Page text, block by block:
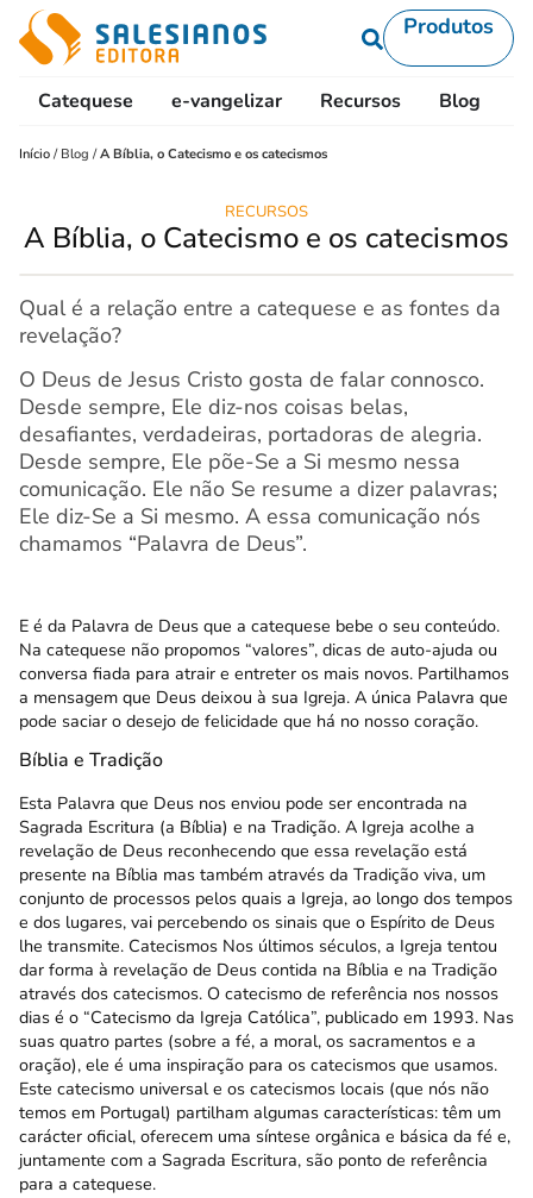
Produtos
Catequese e-vangelizar Recursos Blog
Início / Blog /A Bíblia, o Catecismo e os catecismos
RECURSOS
A Bíblia, o Catecismo e os catecismos
Qual é a relação entre a catequese e as fontes da
revelação?
O Deus de Jesus Cristo gosta de falar connosco.
Desde sempre, Ele diz-nos coisas belas,
desafiantes, verdadeiras, portadoras de alegria.
Desde sempre, Ele põe-Se a Si mesmo nessa
comunicação. Ele não Se resume a dizer palavras;
Ele diz-Se a Si mesmo. A essa comunicação nós
chamamos “Palavra de Deus”.
E é da Palavra de Deus que a catequese bebe o seu conteúdo.
Na catequese não propomos “valores”, dicas de auto-ajuda ou
conversa fiada para atrair e entreter os mais novos. Partilhamos
a mensagem que Deus deixou à sua Igreja. A única Palavra que
pode saciar o desejo de felicidade que há no nosso coração.
Bíblia e Tradição
Esta Palavra que Deus nos enviou pode ser encontrada na
Sagrada Escritura (a Bíblia) e na Tradição. A Igreja acolhe a
revelação de Deus reconhecendo que essa revelação está
presente na Bíblia mas também através da Tradição viva, um
conjunto de processos pelos quais a Igreja, ao longo dos tempos
e dos lugares, vai percebendo os sinais que o Espírito de Deus
lhe transmite. Catecismos Nos últimos séculos, a Igreja tentou
dar forma à revelação de Deus contida na Bíblia e na Tradição
através dos catecismos. O catecismo de referência nos nossos
dias é o “Catecismo da Igreja Católica”, publicado em 1993. Nas
suas quatro partes (sobre a fé, a moral, os sacramentos e a
oração), ele é uma inspiração para os catecismos que usamos.
Este catecismo universal e os catecismos locais (que nós não
temos em Portugal) partilham algumas características: têm um
carácter oficial, oferecem uma síntese orgânica e básica da fé e,
juntamente com a Sagrada Escritura, são ponto de referência
para a catequese.